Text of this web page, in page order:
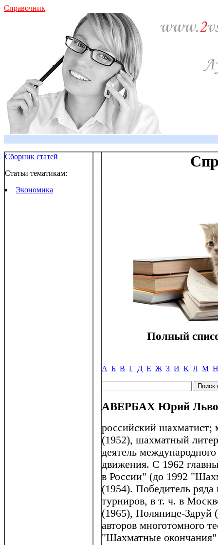
Справочник
Сборник статей
Статьи тематикам:
Экономика
Полный
А Б В Г Д Е Ж З И К Л М Н
АВЕРБАХ Юрий
российский шахматист;
(1952), шахматный
деятель
движения. С 1962
в России" (до 1992
(1954). Победитель
турниров, в т. ч. в
(1965), Полянице-
авторов многотомного
"Шахматные окончания"